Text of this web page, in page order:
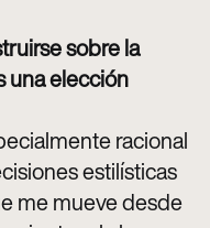
sobre la
una elección
racional
estilísticas
me mueve desde